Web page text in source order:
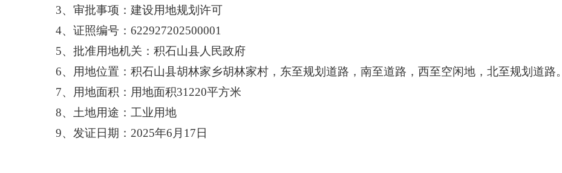
3、审批事项：建设用地规划许可
4、证照编号：622927202500001
5、批准用地机关：积石山县人民政府
6、 用地位置：积石山县胡林家乡胡林家村 ， 东至规划道路，南至道路，西至空闲地，北至规划道路。
7、 用地面积：用地面积31220平方米
8、 土地用途： 工业用地
9、 发证日期： 2025年6 月 17 日